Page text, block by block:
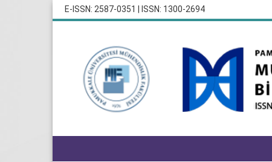
E-ISSN: 2587-0351 | ISSN: 1300-2694